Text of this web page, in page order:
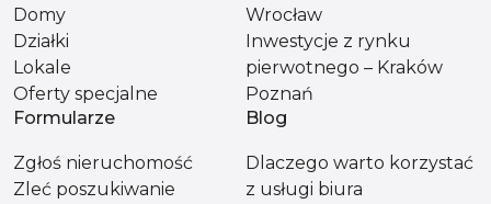
Domy
Działki
Lokale
Oferty specjalne
Wrocław
Inwestycje z rynku
pierwotnego – Kraków
Poznań
Formularze
Zgłoś nieruchomość
Zleć poszukiwanie
Blog
Dlaczego warto korzystać
z usługi biura